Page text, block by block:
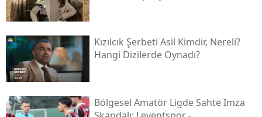
Kızılcık Şerbeti Asil Kimdir, Nereli?
Hangi Dizilerde Oynadı?
Bölgesel Amatör Ligde Sahte Imza